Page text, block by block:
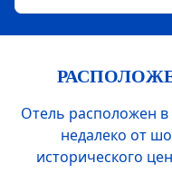
Отель расположен
недалеко от
исторического